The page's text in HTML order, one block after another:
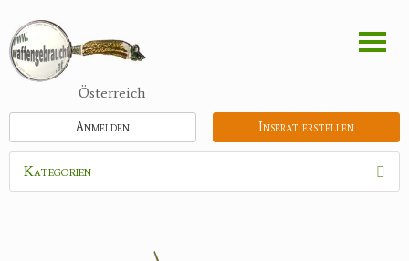
zum
Inhalt
Österreich
Inserat erstellen
Anmelden
Kategorien